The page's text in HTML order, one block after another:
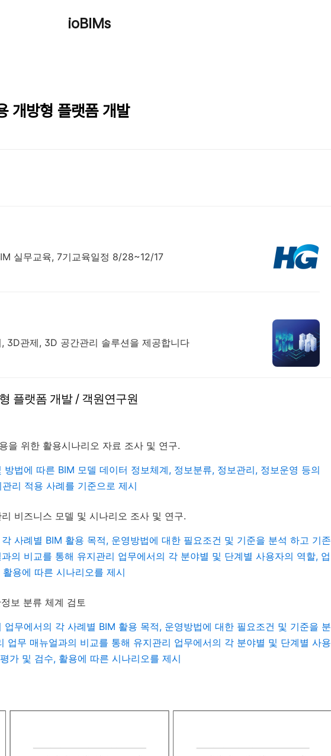
ioBIMs
개방형 플랫폼 개발
실무교육, 7기교육일정 8/28~12/17
3D관제, 3D 공간관리 솔루션을 제공합니다
플랫폼 개발 / 객원연구원
을 위한 활용시나리오 자료 조사 및 연구.
방법에 따른 BIM 모델 데이터 정보체계, 정보분류, 정보관리, 정보운영 등의
리 적용 사례를 기준으로 제시
비즈니스 모델 및 시나리오 조사 및 연구.
사례별 BIM 활용 목적, 운영방법에 대한 필요조건 및 기준을 분석 하고 기존
의 비교를 통해 유지관리 업무에서의 각 분야별 및 단계별 사용자의 역할, 업
활용에 따른 시나리오를 제시
보 분류 체계 검토
무에서의 각 사례별 BIM 활용 목적, 운영방법에 대한 필요조건 및 기준을 분
업무 매뉴얼과의 비교를 통해 유지관리 업무에서의 각 분야별 및 단계별 사용
평가 및 검수, 활용에 따른 시나리오를 제시